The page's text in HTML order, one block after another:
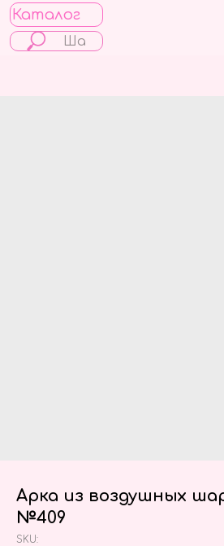
Каталог
Арка из воздушных
№409
SKU: